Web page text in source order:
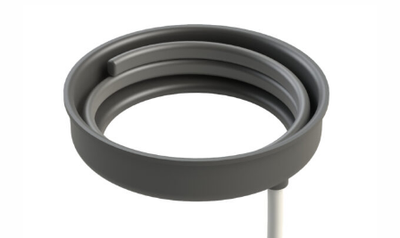
ДОКУМЕНТЫ И МАТЕРИАЛЫ
НОВОСТИ
О КОМПАНИИ
СВЯЖИТЕСЬ С НАМИ